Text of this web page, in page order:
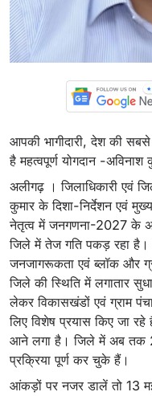
आपकी भागीदारी, देश की
है महत्वपूर्ण योगदान -अविनाश
अलीगढ़ । जिलाधिकारी एवं
कुमार के दिशा-निर्देशन एवं
नेतृत्व में जनगणना-2027 के
जिले में तेज गति पकड़ रहा है।
जनजागरूकता एवं ब्लॉक और
जिले की स्थिति में लगातार
लेकर विकासखंडों एवं ग्राम
लिए विशेष प्रयास किए जा
आने लगा है। जिले में अब तक
प्रक्रिया पूर्ण कर चुके हैं।
आंकड़ों पर नजर डालें तो 13